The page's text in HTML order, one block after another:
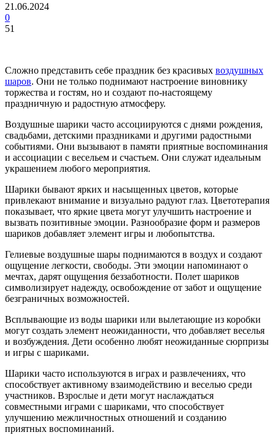
21.06.2024
0
51
Сложно представить себе праздник без красивых воздушных
шаров. Они не только поднимают настроение виновнику
торжества и гостям, но и создают по-настоящему
праздничную и радостную атмосферу.
Воздушные шарики часто ассоциируются с днями рождения,
свадьбами, детскими праздниками и другими радостными
событиями. Они вызывают в памяти приятные воспоминания
и ассоциации с весельем и счастьем. Они служат идеальным
украшением любого мероприятия.
Шарики бывают ярких и насыщенных цветов, которые
привлекают внимание и визуально радуют глаз. Цветотерапия
показывает, что яркие цвета могут улучшить настроение и
вызвать позитивные эмоции. Разнообразие форм и размеров
шариков добавляет элемент игры и любопытства.
Гелиевые воздушные шары поднимаются в воздух и создают
ощущение легкости, свободы. Эти эмоции напоминают о
мечтах, дарят ощущения беззаботности. Полет шариков
символизирует надежду, освобождение от забот и ощущение
безграничных возможностей.
Всплывающие из воды шарики или вылетающие из коробки
могут создать элемент неожиданности, что добавляет веселья
и возбуждения. Дети особенно любят неожиданные сюрпризы
и игры с шариками.
Шарики часто используются в играх и развлечениях, что
способствует активному взаимодействию и веселью среди
участников. Взрослые и дети могут наслаждаться
совместными играми с шариками, что способствует
улучшению межличностных отношений и созданию
приятных воспоминаний.